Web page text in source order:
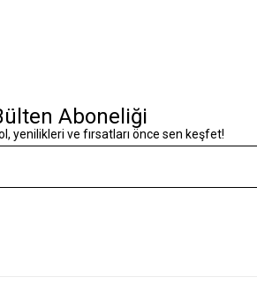
Aboneliği
yenilikleri ve fırsatları önce sen keşfet!